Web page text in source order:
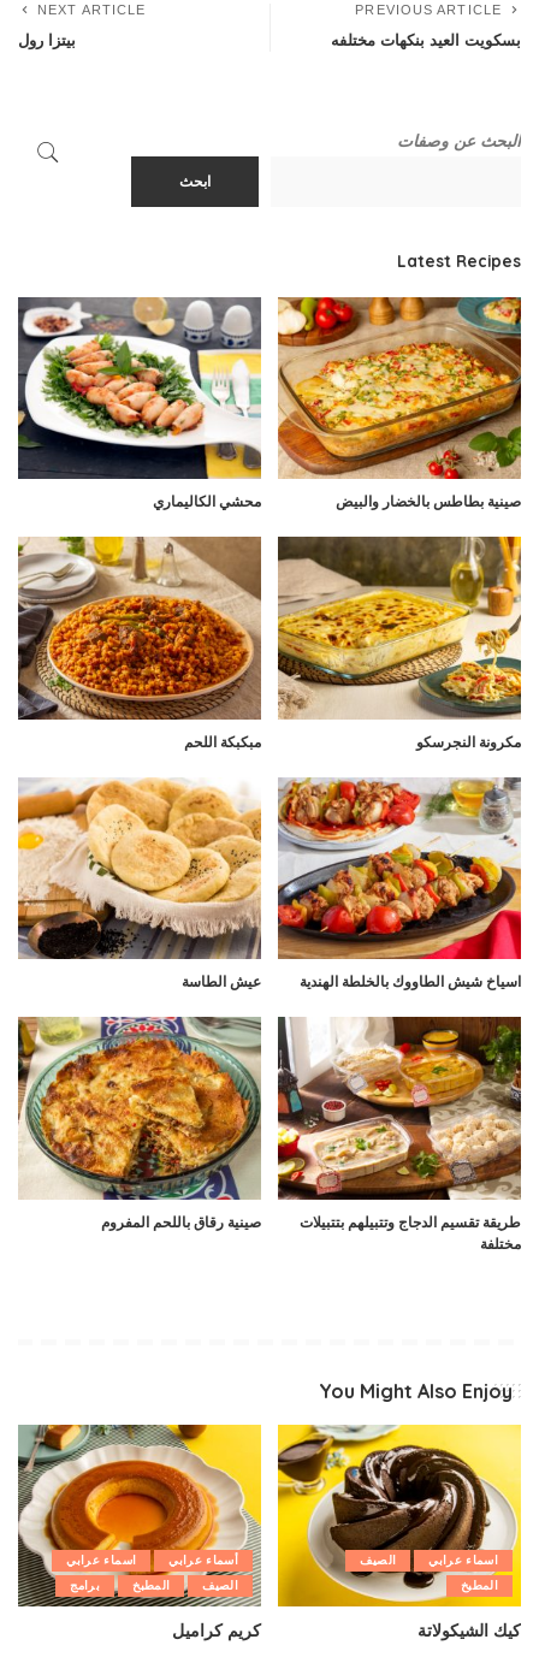
PREVIOUS ARTICLE
بسكويت العيد بنكهات مختلفه
NEXT ARTICLE
بيتزا رول
البحث عن وصفات
ابحث
Latest Recipes
صينية بطاطس بالخضار والبيض محشي الكاليماري
مكرونة النجرسكو مبكبكة اللحم
اسياخ شيش الطاووك بالخلطة الهندية عيش الطاسة
طريقة تقسيم الدجاج وتتبيلهم بتتبيلات
مختلفة
صينية رقاق باللحم المفروم
You Might Also Enjoy
اسماء عرابي
الصيف
المطبخ
كيك الشيكولاتة
أسماء عرابي
اسماء عرابي
الصيف
المطبخ برامج
كريم كراميل